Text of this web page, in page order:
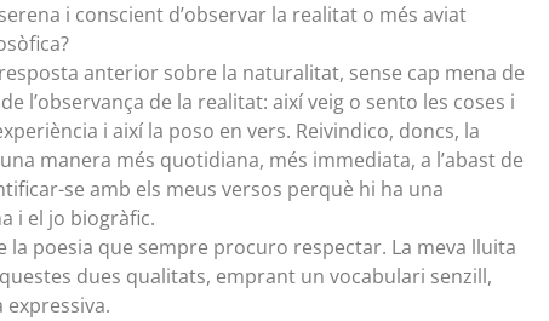
i conscient d’observar la realitat o més aviat
anterior sobre la naturalitat, sense cap mena de
l’observança de la realitat: així veig o sento les coses i
i així la poso en vers. Reivindico, doncs, la
manera més quotidiana, més immediata, a l’abast de
se amb els meus versos perquè hi ha una
i el jo biogràfic.
la poesia que sempre procuro respectar. La meva lluita
dues qualitats, emprant un vocabulari senzill,